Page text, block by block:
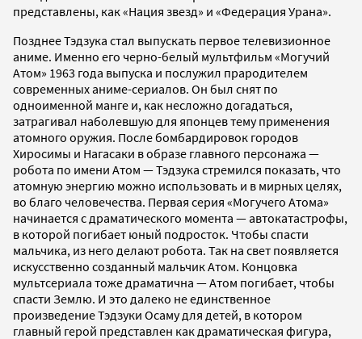
представлены, как «Нация звезд» и «Федерация Урана».
Позднее Тэдзука стал выпускать первое телевизионное
аниме. Именно его черно-белый мультфильм «Могучий
Атом» 1963 года выпуска и послужил прародителем
современных аниме-сериалов. Он был снят по
одноименной манге и, как несложно догадаться,
затрагивал наболевшую для японцев тему применения
атомного оружия. После бомбардировок городов
Хиросимы и Нагасаки в образе главного персонажа —
робота по имени Атом — Тэдзука стремился показать, что
атомную энергию можно использовать и в мирных целях,
во благо человечества. Первая серия «Могучего Атома»
начинается с драматического момента — автокатастрофы,
в которой погибает юный подросток. Чтобы спасти
мальчика, из него делают робота. Так на свет появляется
искусственно созданный мальчик Атом. Концовка
мультсериала тоже драматична — Атом погибает, чтобы
спасти Землю. И это далеко не единственное
произведение Тэдзуки Осаму для детей, в котором
главный герой представлен как драматическая фигура,